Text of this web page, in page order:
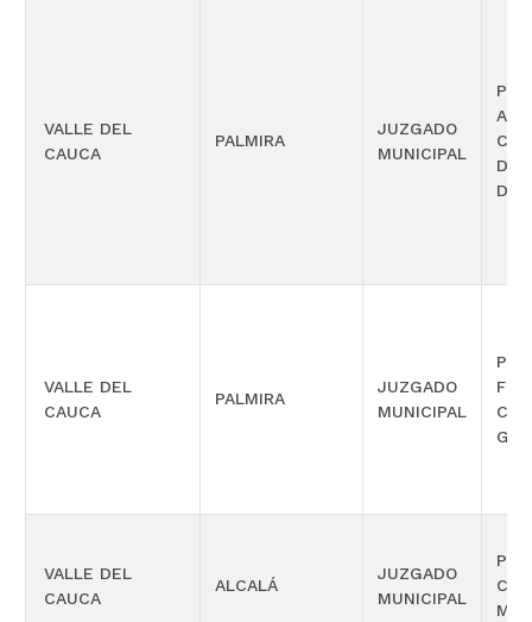
VALLE DEL
CAUCA
PALMIRA
JUZGADO
MUNICIPAL
DE
DE
VALLE DEL
CAUCA
PALMIRA
JUZGADO
MUNICIPAL
VALLE DEL
CAUCA
ALCALÁ
JUZGADO
MUNICIPAL